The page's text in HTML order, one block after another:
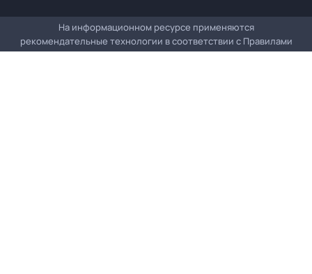
На информационном ресурсе применяются
рекомендательные технологии в соответствии с Правилами